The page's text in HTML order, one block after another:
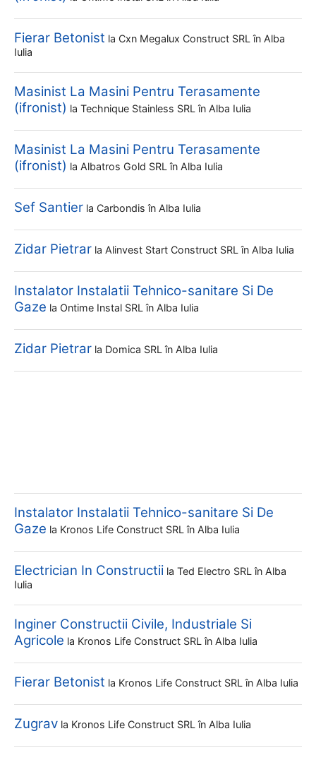
Fierar Betonist la Cxn Megalux Construct SRL în Alba
Iulia
Masinist La Masini Pentru Terasamente
(ifronist) la Technique Stainless SRL în Alba Iulia
Masinist La Masini Pentru Terasamente
(ifronist) la Albatros Gold SRL în Alba Iulia
Sef Santier la Carbondis în Alba Iulia
Zidar Pietrar la Alinvest Start Construct SRL în Alba Iulia
Instalator Instalatii Tehnico-sanitare Si De
Gaze la Ontime Instal SRL în Alba Iulia
Zidar Pietrar la Domica SRL în Alba Iulia
Instalator Instalatii Tehnico-sanitare Si De
Gaze la Kronos Life Construct SRL în Alba Iulia
Electrician In Constructii la Ted Electro SRL în Alba
Iulia
Inginer Constructii Civile, Industriale Si
Agricole la Kronos Life Construct SRL în Alba Iulia
Fierar Betonist la Kronos Life Construct SRL în Alba Iulia
Zugrav la Kronos Life Construct SRL în Alba Iulia